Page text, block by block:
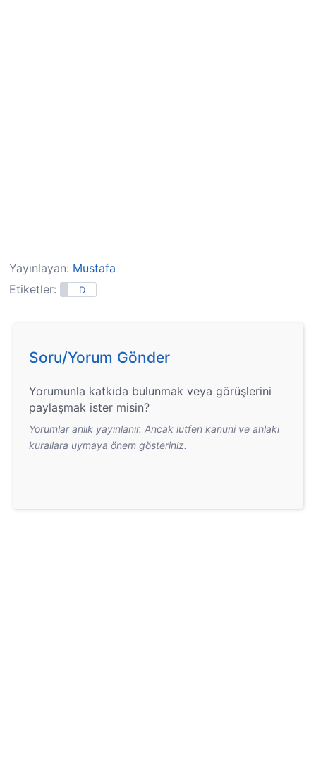
Yayınlayan: Mustafa
Etiketler:
D
Soru/Yorum Gönder
Yorumunla katkıda bulunmak veya görüşlerini
paylaşmak ister misin?
Yorumlar anlık yayınlanır. Ancak lütfen kanuni ve ahlaki
kurallara uymaya önem gösteriniz.